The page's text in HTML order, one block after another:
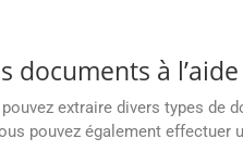
documents à
extraire divers types de
pouvez également